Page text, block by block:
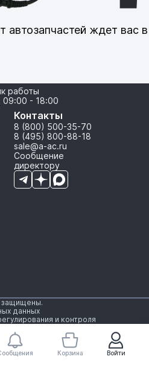
Войти
Корзина
автозапчастей ждет вас в
работы
09:00 - 18:00
Контакты
8 (800) 500-35-70
8 (495) 800-88-18
sale@a-ac.ru
Сообщение
директору
защищены.
данных
и контроля